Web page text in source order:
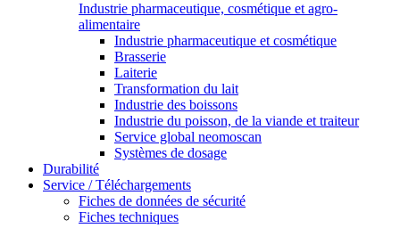
Industrie pharmaceutique, cosmétique et agro-
alimentaire
Industrie pharmaceutique et cosmétique
Brasserie
Laiterie
Transformation du lait
Industrie des boissons
Industrie du poisson, de la viande et traiteur
Service global neomoscan
Systèmes de dosage
Durabilité
Service / Téléchargements
Fiches de données de sécurité
Fiches techniques